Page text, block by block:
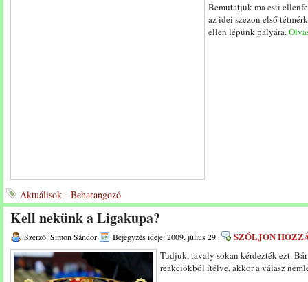
Bemutatjuk ma esti
az idei szezon első
ellen lépünk pályára.
Aktuálisok - Beharangozó
Kell nekünk a Ligakupa?
Szerző: Simon Sándor Bejegyzés ideje: 2009. július 29. SZÓLJON
Tudjuk, tavaly sokan kérdezték ezt.
reakciókból ítélve, akkor a válasz